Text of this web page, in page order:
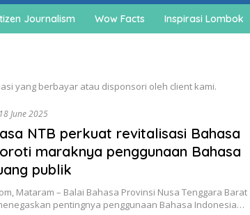
Journalism Wow Facts Inspirasi Lombok
yang berbayar atau disponsori oleh client kami.
18 June 2025
NTB perkuat revitalisasi Bahasa
maraknya penggunaan Bahasa
publik
Mataram – Balai Bahasa Provinsi Nusa Tenggara Barat
pentingnya penggunaan Bahasa Indonesia…